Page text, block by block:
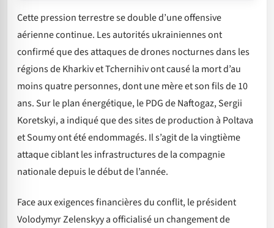
Cette pression terrestre se double d’une offensive
aérienne continue. Les autorités ukrainiennes ont
confirmé que des attaques de drones nocturnes dans les
régions de Kharkiv et Tchernihiv ont causé la mort d’au
moins quatre personnes, dont une mère et son fils de 10
ans. Sur le plan énergétique, le PDG de Naftogaz, Sergii
Koretskyi, a indiqué que des sites de production à Poltava
et Soumy ont été endommagés. Il s’agit de la vingtième
attaque ciblant les infrastructures de la compagnie
nationale depuis le début de l’année.
Face aux exigences financières du conflit, le président
Volodymyr Zelenskyy a officialisé un changement de